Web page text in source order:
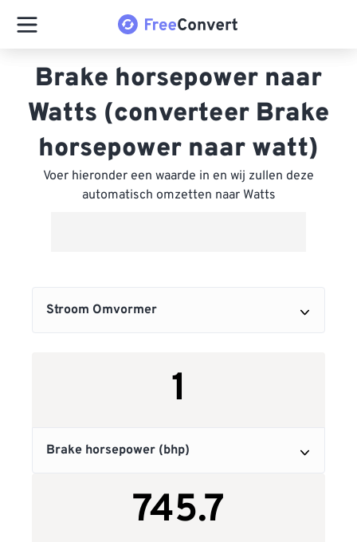
Brake horsepower naar
Watts (converteer Brake
horsepower naar watt)
Voer hieronder een waarde in en wij zullen deze
automatisch omzetten naar Watts